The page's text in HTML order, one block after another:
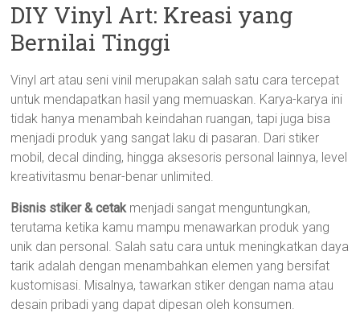
DIY Vinyl Art: Kreasi yang
Bernilai Tinggi
Vinyl art atau seni vinil merupakan salah satu cara tercepat
untuk mendapatkan hasil yang memuaskan. Karya-karya ini
tidak hanya menambah keindahan ruangan, tapi juga bisa
menjadi produk yang sangat laku di pasaran. Dari stiker
mobil, decal dinding, hingga aksesoris personal lainnya, level
kreativitasmu benar-benar unlimited.
Bisnis stiker & cetakmenjadi sangat menguntungkan,
terutama ketika kamu mampu menawarkan produk yang
unik dan personal. Salah satu cara untuk meningkatkan daya
tarik adalah dengan menambahkan elemen yang bersifat
kustomisasi. Misalnya, tawarkan stiker dengan nama atau
desain pribadi yang dapat dipesan oleh konsumen.